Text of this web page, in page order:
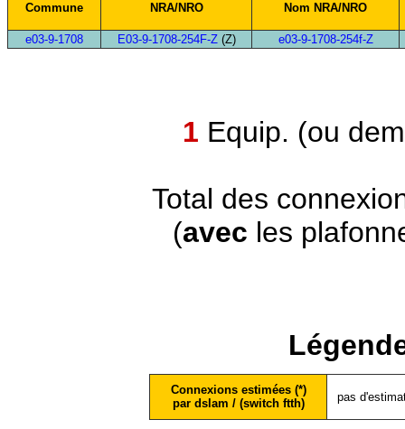
Commune NRA/NRO Nom NRA/NRO
e03-9-1708 E03-9-1708-254F-Z(Z) e03-9-1708-254f-Z
1 Equip. (ou
Total des
(avec les
Connexions estimées (*)
par dslam / (switch ftth)
pas